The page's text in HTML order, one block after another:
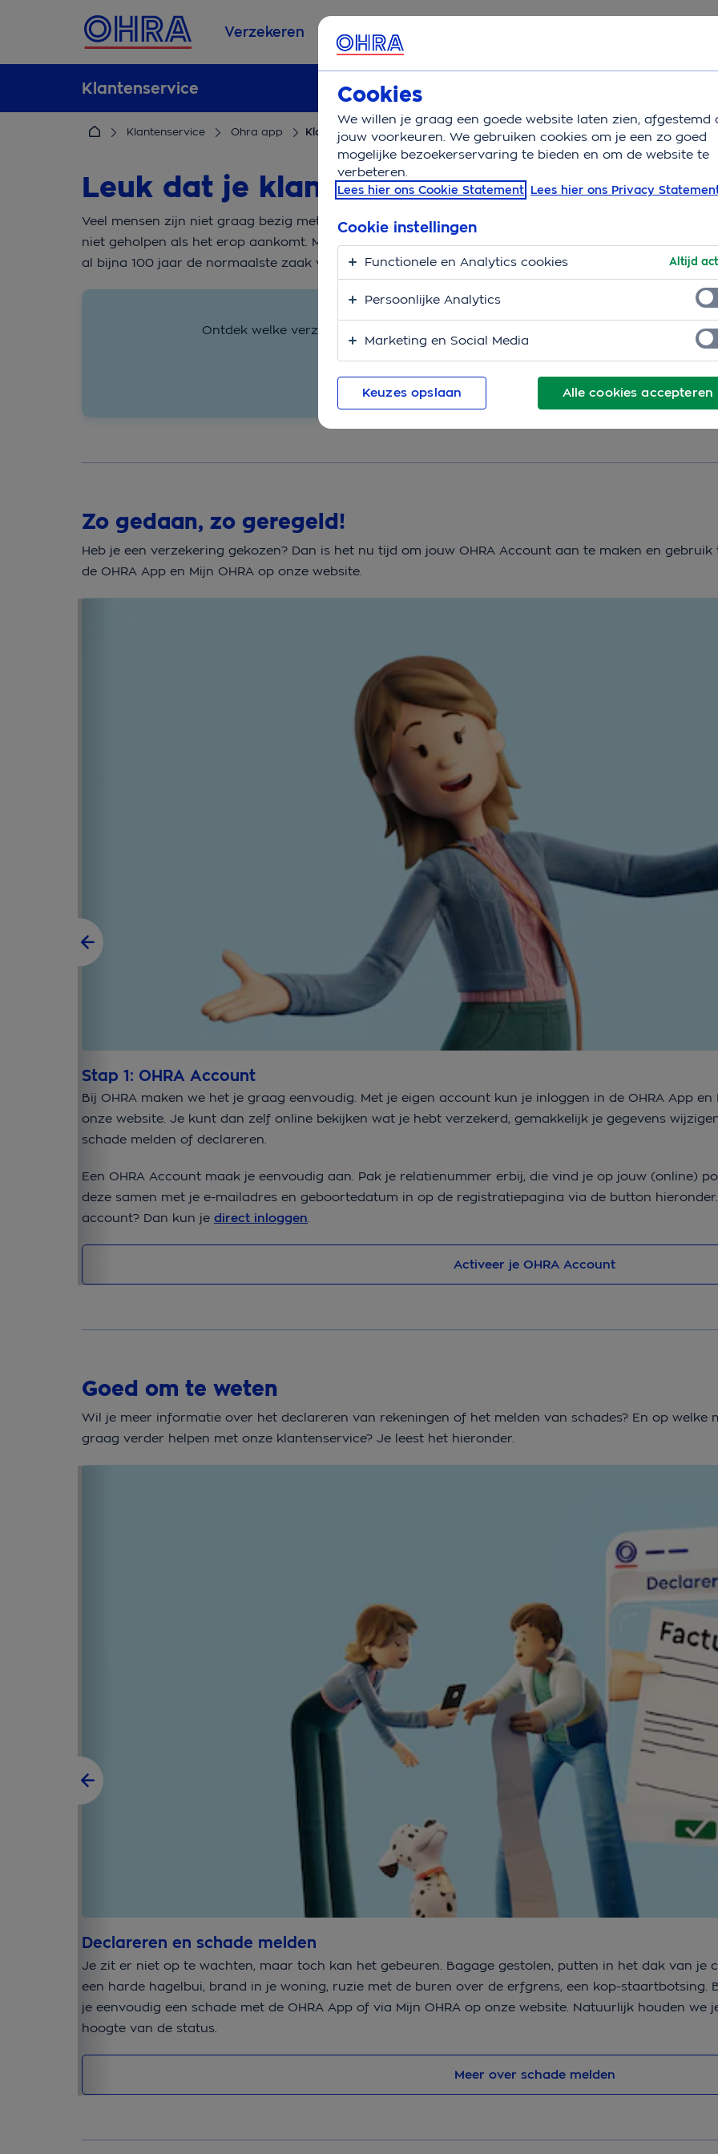
Verzekeren Service & Contact
Klantenservice
Klantenservice Ohra app Klant worden
Leuk dat je klant wilt worden bij OHRA!
Veel mensen zijn niet graag bezig met verzekeren. Het levert vaak veel gedoe op, het is ingewikkeld
niet geholpen als het erop aankomt. Maar bij OHRA is dat anders. Jou helpen en een oplossing
al bijna 100 jaar de normaalste zaak van de wereld.
Welke verzekering past bij jou?
Ontdek welke verzekering het beste bij jouw situatie past, kies eventuele
Laat alle verzekeringen zien
Zo gedaan, zo geregeld!
Heb je een verzekering gekozen? Dan is het nu tijd om jouw OHRA Account aan te maken en gebruik
de OHRA App en Mijn OHRA op onze website.
Stap 1: OHRA Account
Bij OHRA maken we het je graag eenvoudig. Met je eigen account kun je inloggen in de OHRA App en
onze website. Je kunt dan zelf online bekijken wat je hebt verzekerd, gemakkelijk je gegevens
schade melden of declareren.
Een OHRA Account maak je eenvoudig aan. Pak je relatienummer erbij, die vind je op jouw (online)
deze samen met je e-mailadres en geboortedatum in op de registratiepagina via de button
account? Dan kun je direct inloggen.
Activeer je OHRA Account
Goed om te weten
Wil je meer informatie over het declareren van rekeningen of het melden van schades? En op welke
graag verder helpen met onze klantenservice? Je leest het hieronder.
Declareren en schade melden
Je zit er niet op te wachten, maar toch kan het gebeuren. Bagage gestolen, putten in het dak van je
een harde hagelbui, brand in je woning, ruzie met de buren over de erfgrens, een kop-staartbotsing.
je eenvoudig een schade met de OHRA App of via Mijn OHRA op onze website. Natuurlijk houden we
hoogte van de status.
Meer over schade melden
Cookies
We willen je graag een goede website laten zien, afgestemd
jouw voorkeuren. We gebruiken cookies om je een zo goed
mogelijke bezoekerservaring te bieden en om de website te
verbeteren.
Lees hier ons Cookie Statement Lees hier ons Privacy
Alle cookies accepteren
Cookie instellingen
Functionele en Analytics cookies Altijd
Persoonlijke Analytics
Marketing en Social Media
Keuzes opslaan